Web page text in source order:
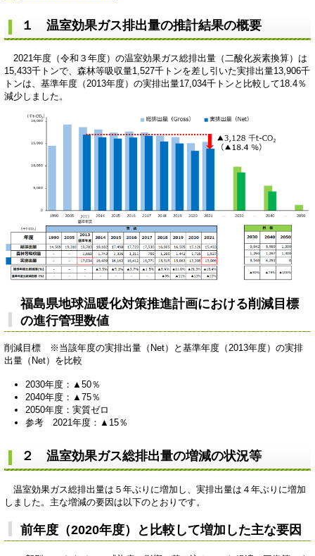
１ 温室効果ガス排出量の推計結果の概要
2021年度（令和３年度）の温室効果ガス総排出量（二酸化炭素換算）は
15,433千トンで、森林等吸収量1,527千トンを差し引いた実排出量13,906千
トンは、基準年度（2013年度）の実排出量17,034千トンと比較して18.4％
減少しました。
福島県地球温暖化対策推進計画における削減目標
の進行管理数値
削減目標 ※当該年度の実排出量（Net）と基準年度（2013年度）の実排
出量（Net）を比較
2030年度：▲50％
2040年度：▲75％
2050年度：実質ゼロ
参考 2021年度：▲15％
２ 温室効果ガス総排出量の増減の状況等
温室効果ガス総排出量は５年ぶりに増加し、実排出量は４年ぶりに増加
しました。主な増減の要因は以下のとおりです。
前年度（2020年度）と比較して増加した主な要因